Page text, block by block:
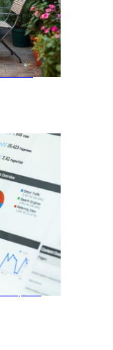
voor
jouw